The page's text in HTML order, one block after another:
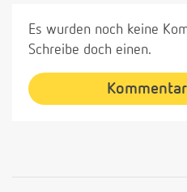
Es wurden noch keine
Schreibe doch einen.